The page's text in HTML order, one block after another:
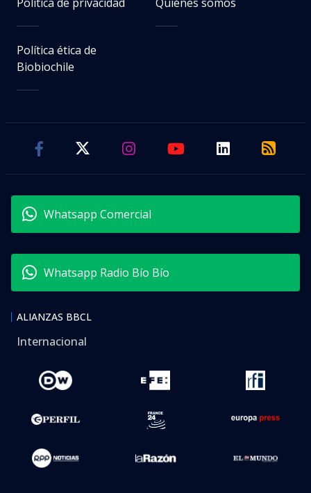
Política ética de
Biobiochile
Whatsapp Comercial
Whatsapp Radio Bío Bío
ALIANZAS BBCL
Internacional